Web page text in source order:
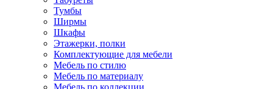
Тумбы
Ширмы
Шкафы
Этажерки, полки
Комплектующие для мебели
Мебель по стилю
Мебель по материалу
Мебель по коллекции